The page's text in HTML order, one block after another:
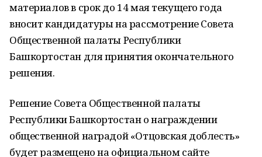
материалов в срок до 14 мая текущего года
вносит кандидатуры на рассмотрение Совета
Общественной палаты Республики
Башкортостан для принятия окончательного
решения.
Решение Совета Общественной палаты
Республики Башкортостан о награждении
общественной наградой «Отцовская доблесть»
будет размещено на официальном сайте